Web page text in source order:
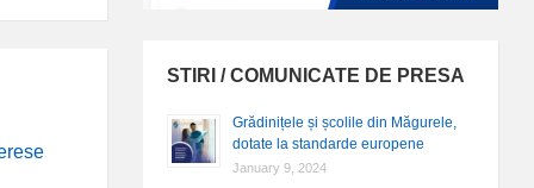
STIRI / COMUNICATE DE PRESA
Grădinițele și școlile din Măgurele,
dotate la standarde europene
January 9, 2024